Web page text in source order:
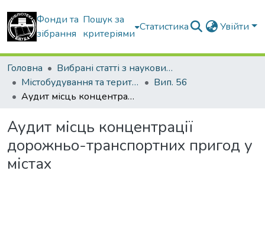
Фонди та
зібрання
Пошук за
критеріями
Статистика Увійти
Головна
Вибрані статті з наукових збірників КНУБА
Містобудування та територіальне планування
Вип. 56
Аудит місць концентрації дорожньо-транспортних пригод у містах
Аудит місць концентрації
дорожньо-транспортних пригод у
містах